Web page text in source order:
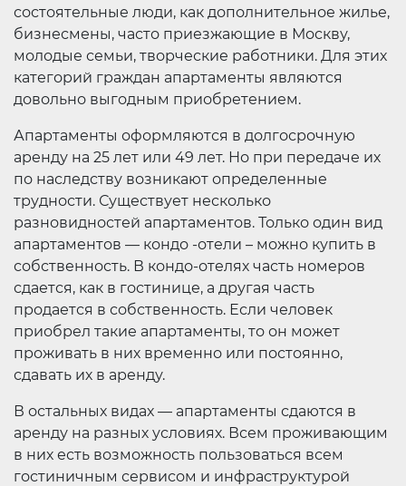
состоятельные люди, как дополнительное жилье,
бизнесмены, часто приезжающие в Москву,
молодые семьи, творческие работники. Для этих
категорий граждан апартаменты являются
довольно выгодным приобретением.
Апартаменты оформляются в долгосрочную
аренду на 25 лет или 49 лет. Но при передаче их
по наследству возникают определенные
трудности. Существует несколько
разновидностей апартаментов. Только один вид
апартаментов — кондо -отели – можно купить в
собственность. В кондо-отелях часть номеров
сдается, как в гостинице, а другая часть
продается в собственность. Если человек
приобрел такие апартаменты, то он может
проживать в них временно или постоянно,
сдавать их в аренду.
В остальных видах — апартаменты сдаются в
аренду на разных условиях. Всем проживающим
в них есть возможность пользоваться всем
гостиничным сервисом и инфраструктурой